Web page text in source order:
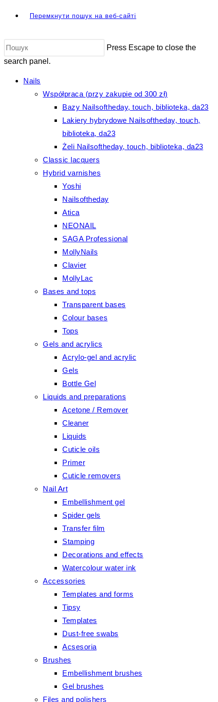
Перемкнути пошук на веб-сайті
Press Escape to close the
search panel.
Nails
Współpraca (przy zakupie od 300 zł)
Bazy Nailsoftheday, touch, biblioteka, da23
Lakiery hybrydowe Nailsoftheday, touch,
biblioteka, da23
Żeli Nailsoftheday, touch, biblioteka, da23
Classic lacquers
Hybrid varnishes
Yoshi
Nailsoftheday
Atica
NEONAIL
SAGA Professional
MollyNails
Clavier
MollyLac
Bases and tops
Transparent bases
Colour bases
Tops
Gels and acrylics
Acrylo-gel and acrylic
Gels
Bottle Gel
Liquids and preparations
Acetone / Remover
Cleaner
Liquids
Cuticle oils
Primer
Cuticle removers
Nail Art
Embellishment gel
Spider gels
Transfer film
Stamping
Decorations and effects
Watercolour water ink
Accessories
Templates and forms
Tipsy
Templates
Dust-free swabs
Acsesoria
Brushes
Embellishment brushes
Gel brushes
Files and polishers